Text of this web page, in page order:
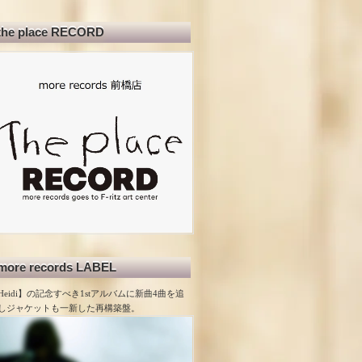
place RECORD
records LABEL
】の記念すべき1stアルバムに新曲4曲を追
ジャケットも一新した再構築盤。